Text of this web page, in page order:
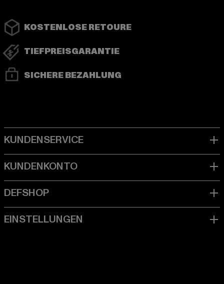
KOSTENLOSE RETOURE
TIEFPREISGARANTIE
SICHERE BEZAHLUNG